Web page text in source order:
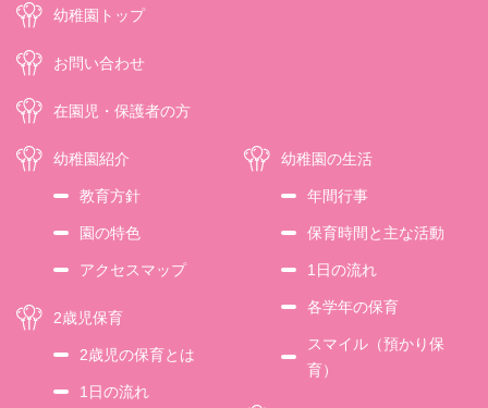
幼稚園トップ
お問い合わせ
在園児・保護者の方
幼稚園紹介
教育方針
園の特色
アクセスマップ
2歳児保育
2歳児の保育とは
1日の流れ
幼稚園の生活
年間行事
保育時間と主な活動
1日の流れ
各学年の保育
スマイル（預かり保
育）